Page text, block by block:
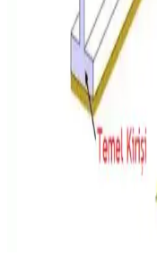
Evde küf oluşumunun
havalandırmadır. Doğru
kullanımı ve
giderilebilir.
Alt Döşeme ve
Fiyat Farklarının
Alt döşeme ve kiriş
onarım kapsamı,
bağlı olarak değişir.